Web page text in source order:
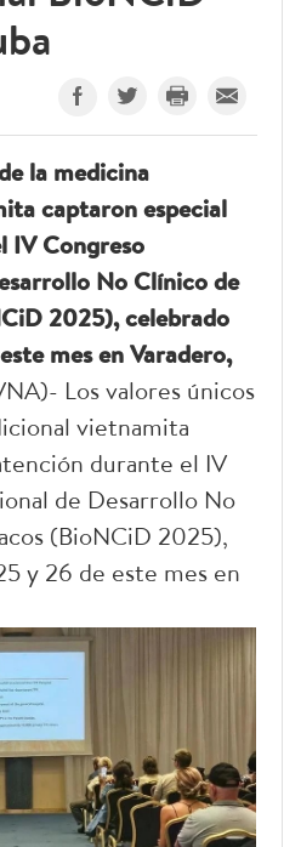
la medicina
captaron especial
IV Congreso
No Clínico de
2025), celebrado
mes en Varadero,
Los valores únicos
vietnamita
durante el IV
de Desarrollo No
(BioNCiD 2025),
y 26 de este mes en